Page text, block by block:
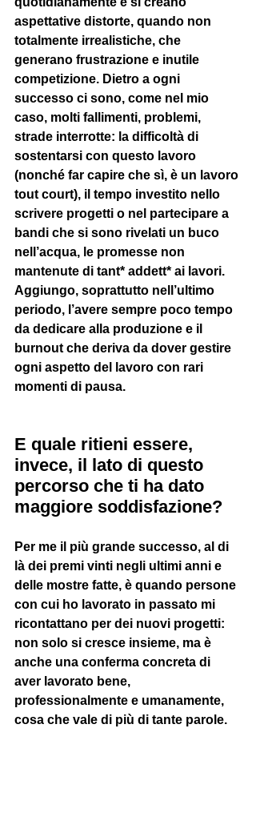
aspettative distorte, quando non
totalmente irrealistiche, che
generano frustrazione e inutile
competizione. Dietro a ogni
successo ci sono, come nel mio
caso, molti fallimenti, problemi,
strade interrotte: la difficoltà di
sostentarsi con questo lavoro
(nonché far capire che sì, è un lavoro
tout court), il tempo investito nello
scrivere progetti o nel partecipare a
bandi che si sono rivelati un buco
nell’acqua, le promesse non
mantenute di tant* addett* ai lavori.
Aggiungo, soprattutto nell’ultimo
periodo, l’avere sempre poco tempo
da dedicare alla produzione e il
burnout che deriva da dover gestire
ogni aspetto del lavoro con rari
momenti di pausa.
E quale ritieni essere,
invece, il lato di questo
percorso che ti ha dato
maggiore soddisfazione?
Per me il più grande successo, al di
là dei premi vinti negli ultimi anni e
delle mostre fatte, è quando persone
con cui ho lavorato in passato mi
ricontattano per dei nuovi progetti:
non solo si cresce insieme, ma è
anche una conferma concreta di
aver lavorato bene,
professionalmente e umanamente,
cosa che vale di più di tante parole.